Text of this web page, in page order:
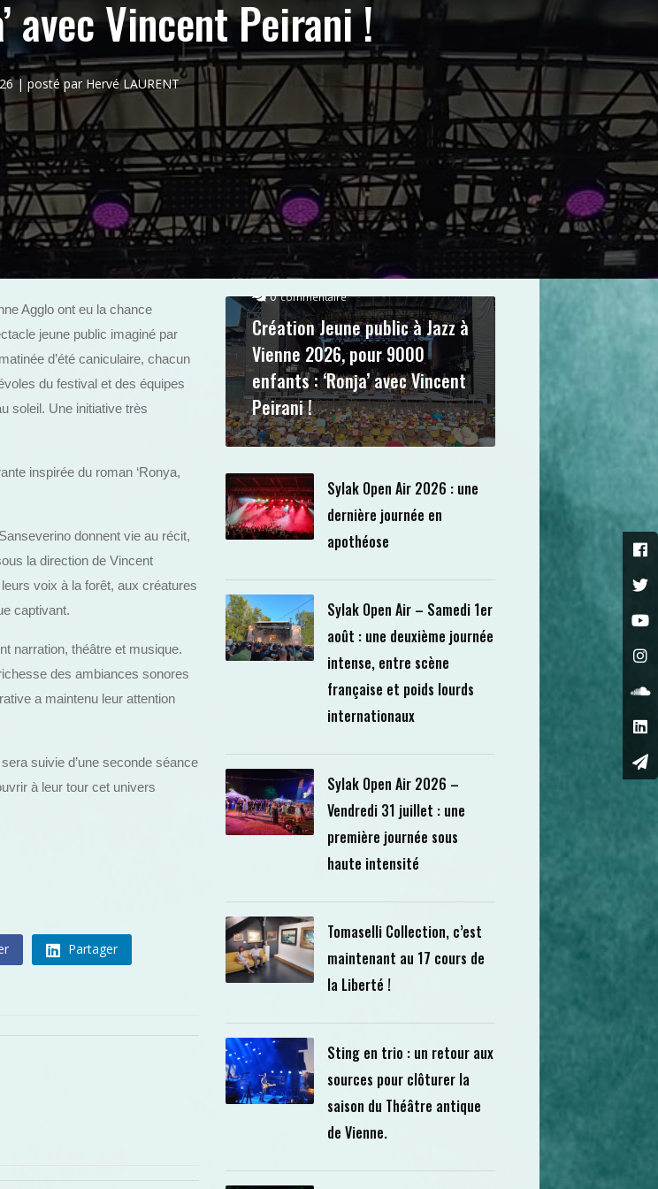
avec Vincent Peirani !
| posté par Hervé LAURENT
Agglo ont eu la chance
jeune public imaginé par
d’été caniculaire, chacun
du festival et des équipes
soleil. Une initiative très
inspirée du roman ‘Ronya,
donnent vie au récit,
la direction de Vincent
voix à la forêt, aux créatures
captivant.
narration, théâtre et musique.
des ambiances sonores
a maintenu leur attention
suivie d’une seconde séance
à leur tour cet univers
Partager
0commentaire
Création Jeune public à Jazz à
Vienne 2026, pour 9000
enfants : ‘Ronja’ avec Vincent
Peirani !
Sylak Open Air 2026 : une
dernière journée en
apothéose
Sylak Open Air – Samedi 1er
août : une deuxième journée
intense, entre scène
française et poids lourds
internationaux
Sylak Open Air 2026 –
Vendredi 31 juillet : une
première journée sous
haute intensité
Tomaselli Collection, c’est
maintenant au 17 cours de
la Liberté !
Sting en trio : un retour aux
sources pour clôturer la
saison du Théâtre antique
de Vienne.